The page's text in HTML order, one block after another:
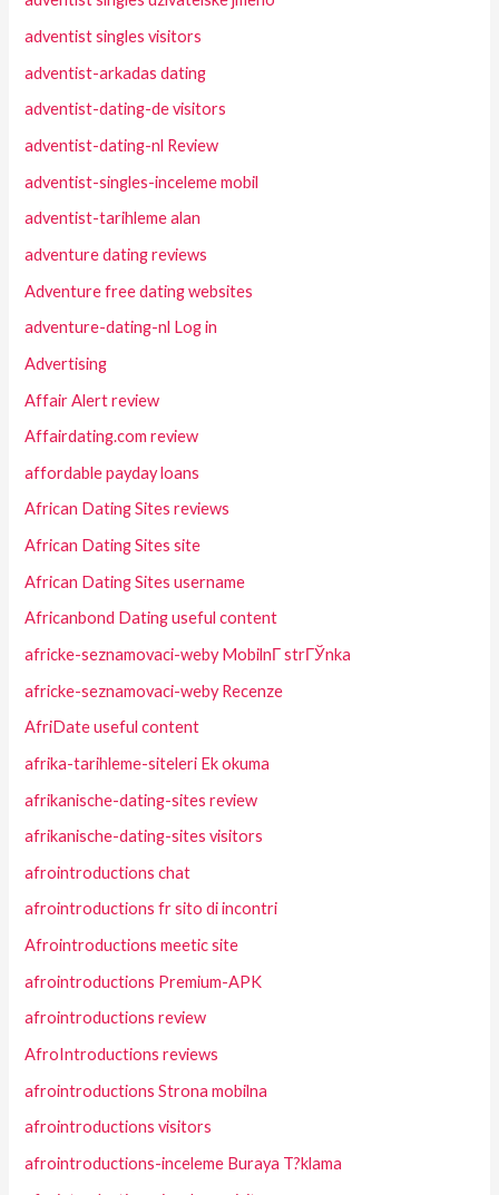
adventist singles visitors
adventist-arkadas dating
adventist-dating-de visitors
adventist-dating-nl Review
adventist-singles-inceleme mobil
adventist-tarihleme alan
adventure dating reviews
Adventure free dating websites
adventure-dating-nl Log in
Advertising
Affair Alert review
Affairdating.com review
affordable payday loans
African Dating Sites reviews
African Dating Sites site
African Dating Sites username
Africanbond Dating useful content
africke-seznamovaci-weby MobilnГ­ strГЎnka
africke-seznamovaci-weby Recenze
AfriDate useful content
afrika-tarihleme-siteleri Ek okuma
afrikanische-dating-sites review
afrikanische-dating-sites visitors
afrointroductions chat
afrointroductions fr sito di incontri
Afrointroductions meetic site
afrointroductions Premium-APK
afrointroductions review
AfroIntroductions reviews
afrointroductions Strona mobilna
afrointroductions visitors
afrointroductions-inceleme Buraya T?klama